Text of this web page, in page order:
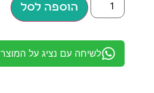
הוספה לסל
לשיחה עם נציג על המוצר